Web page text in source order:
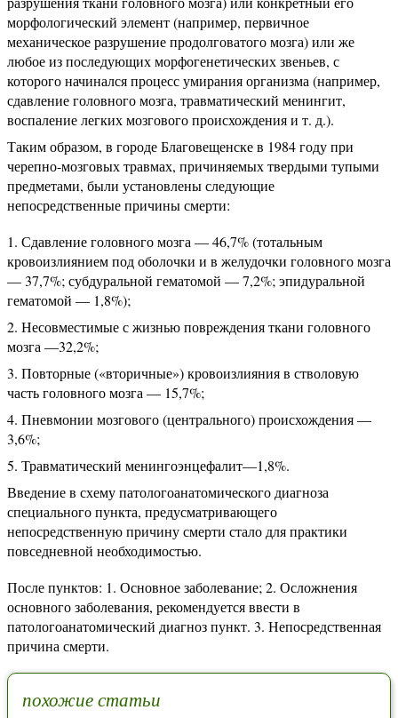
морфологический элемент (например, первичное
механическое разрушение продолговатого мозга) или же
любое из последующих морфогенетических звеньев, с
которого начинался процесс умирания организма (например,
сдавление головного мозга, травматический менингит,
воспаление легких мозгового происхождения и т. д.).
Таким образом, в городе Благовещенске в 1984 году при
черепно-мозговых травмах, причиняемых твердыми тупыми
предметами, были установлены следующие
непосредственные причины смерти:
Сдавление головного мозга — 46,7% (тотальным
кровоизлиянием под оболочки и в желудочки головного мозга
— 37,7%; субдуральной гематомой — 7,2%; эпидуральной
гематомой — 1,8%);
Несовместимые с жизнью повреждения ткани головного
мозга —32,2%;
Повторные («вторичные») кровоизлияния в стволовую
часть головного мозга — 15,7%;
Пневмонии мозгового (центрального) происхождения —
3,6%;
Травматический менингоэнцефалит—1,8%.
Введение в схему патологоанатомического диагноза
специального пункта, предусматривающего
непосредственную причину смерти стало для практики
повседневной необходимостью.
После пунктов: 1. Основное заболевание; 2. Осложнения
основного заболевания, рекомендуется ввести в
патологоанатомический диагноз пункт. 3. Непосредственная
причина смерти.
похожие статьи